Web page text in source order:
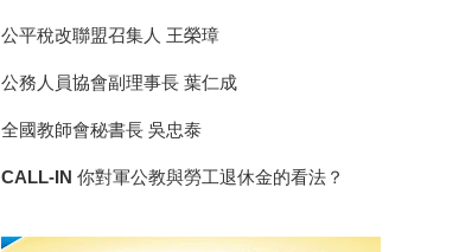
公平稅改聯盟召集人 王榮璋
公務人員協會副理事長 葉仁成
全國教師會秘書長 吳忠泰
CALL-IN 你對軍公教與勞工退休金的看法？